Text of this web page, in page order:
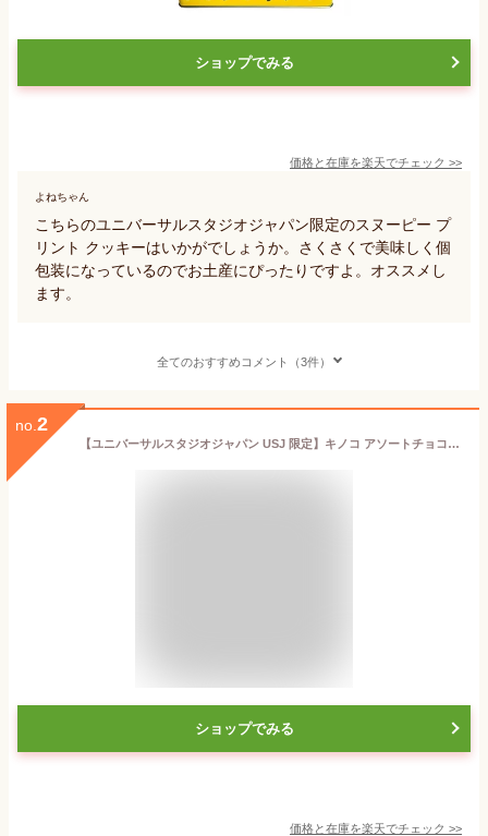
ショップでみる
価格と在庫を楽天でチェック >>
よねちゃん
こちらのユニバーサルスタジオジャパン限定のスヌーピー プ
リント クッキーはいかがでしょうか。さくさくで美味しく個
包装になっているのでお土産にぴったりですよ。オススメし
ます。
全てのおすすめコメント（3件）
no. 2
【ユニバーサルスタジオジャパン USJ 限定】キノコ アソートチョコレート スーパー ニンテンドー ワールド マリオ お土産 お菓子 (1個)
ショップでみる
価格と在庫を楽天でチェック >>